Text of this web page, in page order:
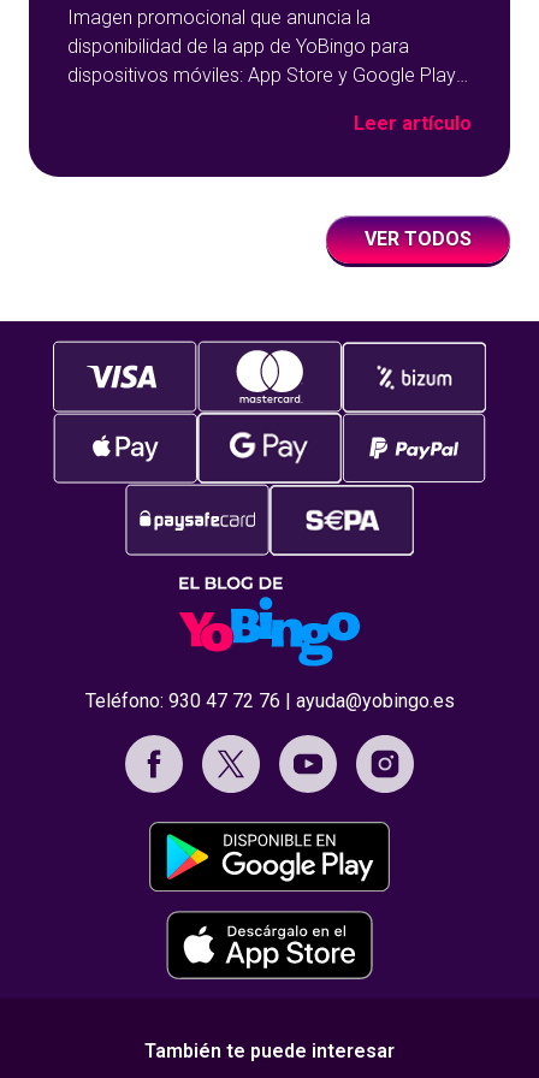
Imagen promocional que anuncia la
disponibilidad de la app de YoBingo para
dispositivos móviles: App Store y Google Play
Leer artículo
VER TODOS
Teléfono: 930 47 72 76 | ayuda@yobingo.es
También te puede interesar